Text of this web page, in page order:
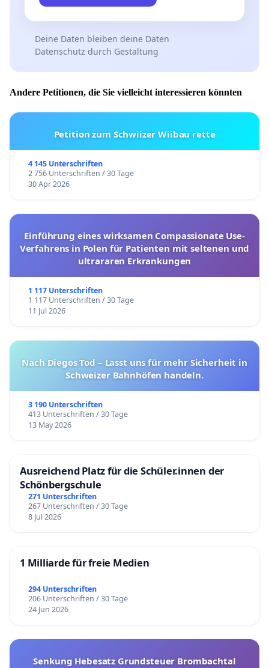
Deine Daten bleiben deine Daten
Datenschutz durch Gestaltung
Andere Petitionen, die Sie vielleicht interessieren könnten
Petition zum Schwiizer Wiibau rette
4 145 Unterschriften
2 756 Unterschriften / 30 Tage
30 Apr 2026
Einführung eines wirksamen Compassionate Use-
Verfahrens in Polen für Patienten mit seltenen und
ultrararen Erkrankungen
1 117 Unterschriften
1 117 Unterschriften / 30 Tage
11 Jul 2026
Nach Diegos Tod – Lasst uns für mehr Sicherheit in
Schweizer Bahnhöfen handeln.
3 190 Unterschriften
413 Unterschriften / 30 Tage
13 May 2026
Ausreichend Platz für die Schüler.innen der
Schönbergschule
271 Unterschriften
267 Unterschriften / 30 Tage
8 Jul 2026
1 Milliarde für freie Medien
294 Unterschriften
206 Unterschriften / 30 Tage
24 Jun 2026
Senkung Hebesatz Grundsteuer Brombachtal